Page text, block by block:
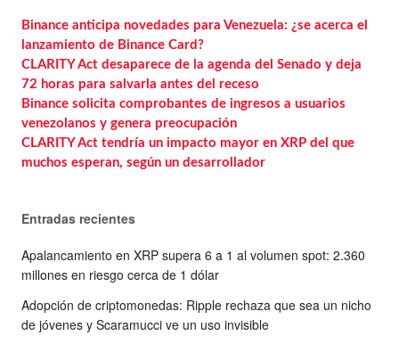
Binance anticipa novedades para Venezuela: ¿se acerca el
lanzamiento de Binance Card?
CLARITY Act desaparece de la agenda del Senado y deja
72 horas para salvarla antes del receso
Binance solicita comprobantes de ingresos a usuarios
venezolanos y genera preocupación
CLARITY Act tendría un impacto mayor en XRP del que
muchos esperan, según un desarrollador
Entradas recientes
Apalancamiento en XRP supera 6 a 1 al volumen spot: 2.360
millones en riesgo cerca de 1 dólar
Adopción de criptomonedas: Ripple rechaza que sea un nicho
de jóvenes y Scaramucci ve un uso invisible